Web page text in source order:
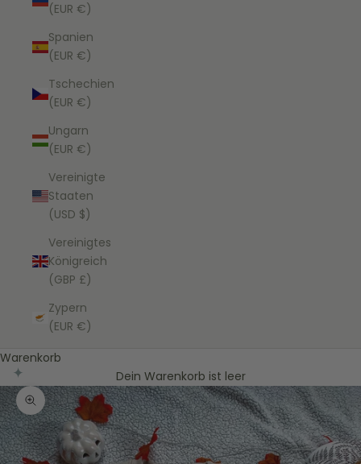
(EUR €)
Spanien
(EUR €)
Tschechien
(EUR €)
Ungarn
(EUR €)
Vereinigte
Staaten
(USD $)
Vereinigtes
Königreich
(GBP £)
Zypern
(EUR €)
Warenkorb
Dein Warenkorb ist leer
Bild vergrößern